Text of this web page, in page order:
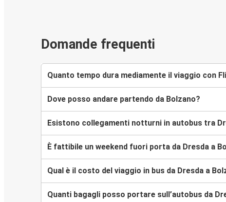
Domande frequenti
Quanto tempo dura mediamente il viaggio con
Dove posso andare partendo da Bolzano?
Esistono collegamenti notturni in autobus tra
È fattibile un weekend fuori porta da Dresda a
Qual è il costo del viaggio in bus da Dresda a
Quanti bagagli posso portare sull’autobus da